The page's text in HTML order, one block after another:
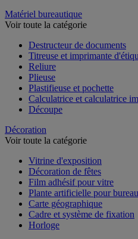
Matériel bureautique
Voir toute la catégorie
Destructeur de documents
Titreuse et imprimante
Reliure
Plieuse
Plastifieuse et pochette
Calculatrice et calculatrice
Découpe
Décoration
Voir toute la catégorie
Vitrine d'exposition
Décoration de fêtes
Film adhésif pour vitre
Plante artificielle pour bureau
Carte géographique
Cadre et système de fixation
Horloge